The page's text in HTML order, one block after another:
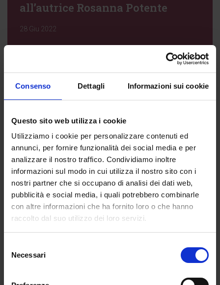
Consenso Dettagli Informazioni sui cookie
Questo sito web utilizza i cookie
Utilizziamo i cookie per personalizzare contenuti ed
annunci, per fornire funzionalità dei social media e per
analizzare il nostro traffico. Condividiamo inoltre
informazioni sul modo in cui utilizza il nostro sito con i
nostri partner che si occupano di analisi dei dati web,
pubblicità e social media, i quali potrebbero combinarle
con altre informazioni che ha fornito loro o che hanno
raccolto dal suo utilizzo dei loro servizi.
delNecessari
all’autrice Rosanna Potente
28 Giu 2022